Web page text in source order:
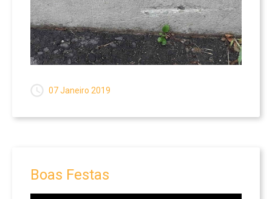
Websites
PORTFOLIO
HOSPEDAGEM
CONTATO
07 Janeiro 2019
Boas Festas